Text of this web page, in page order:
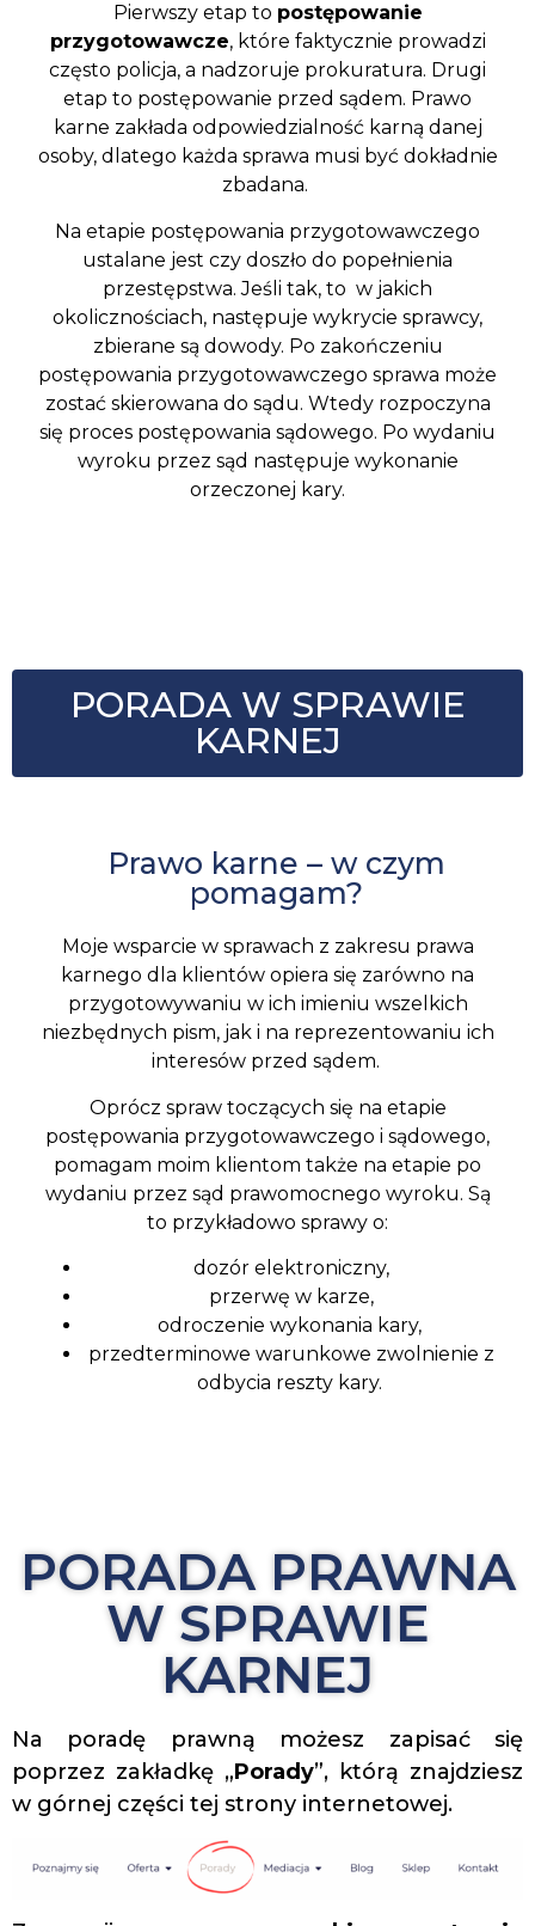
Pierwszy etap to postępowanie
przygotowawcze, które faktycznie prowadzi
często policja, a nadzoruje prokuratura. Drugi
etap to postępowanie przed sądem. Prawo
karne zakłada odpowiedzialność karną danej
osoby, dlatego każda sprawa musi być dokładnie
zbadana.
Na etapie postępowania przygotowawczego
ustalane jest czy doszło do popełnienia
przestępstwa. Jeśli tak, to w jakich
okolicznościach, następuje wykrycie sprawcy,
zbierane są dowody. Po zakończeniu
postępowania przygotowawczego sprawa może
zostać skierowana do sądu. Wtedy rozpoczyna
się proces postępowania sądowego. Po wydaniu
wyroku przez sąd następuje wykonanie
orzeczonej kary.
PORADA W SPRAWIE
KARNEJ
Prawo karne – w czym
pomagam?
Moje wsparcie w sprawach z zakresu prawa
karnego dla klientów opiera się zarówno na
przygotowywaniu w ich imieniu wszelkich
niezbędnych pism, jak i na reprezentowaniu ich
interesów przed sądem.
Oprócz spraw toczących się na etapie
postępowania przygotowawczego i sądowego,
pomagam moim klientom także na etapie po
wydaniu przez sąd prawomocnego wyroku. Są
to przykładowo sprawy o:
dozór elektroniczny,
przerwę w karze,
odroczenie wykonania kary,
przedterminowe warunkowe zwolnienie z
odbycia reszty kary.
PORADA PRAWNA
W SPRAWIE
KARNEJ
Na poradę prawną możesz zapisać się
poprzez zakładkę „Porady”, którą znajdziesz
w górnej części tej strony internetowej.